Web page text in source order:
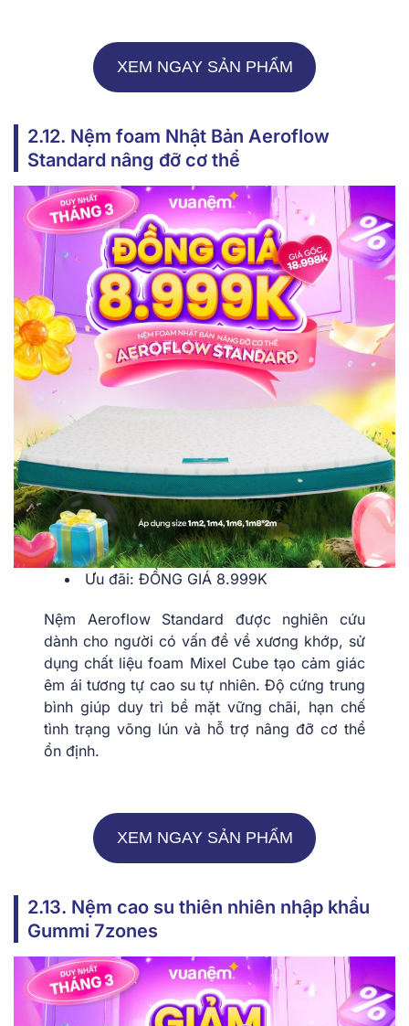
XEM NGAY SẢN PHẨM
2.12. Nệm foam Nhật Bản Aeroflow
Standard nâng đỡ cơ thể
Ưu đãi: ĐỒNG GIÁ 8.999K
Nệm Aeroflow Standard được nghiên cứu
dành cho người có vấn đề về xương khớp, sử
dụng chất liệu foam Mixel Cube tạo cảm giác
êm ái tương tự cao su tự nhiên. Độ cứng trung
bình giúp duy trì bề mặt vững chãi, hạn chế
tình trạng võng lún và hỗ trợ nâng đỡ cơ thể
ổn định.
XEM NGAY SẢN PHẨM
2.13. Nệm cao su thiên nhiên nhập khẩu
Gummi 7zones